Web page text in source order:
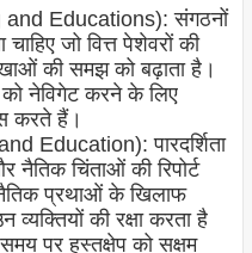
and Educations): संगठनों
जो वित्त पेशेवरों की
की समझ को बढ़ाता है।
नेविगेट करने के लिए
करते हैं।
Education): पारदर्शिता
नैतिक चिंताओं की रिपोर्ट
प्रथाओं के खिलाफ
व्यक्तियों की रक्षा करता है
पर हस्तक्षेप को सक्षम